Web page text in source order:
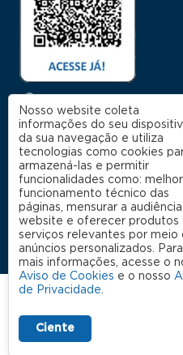
Menu Rodapé 1
Cursos
Escola
Rodapé 2
Apoio
Impacto
FGV EAESP nas
LinkedIn
Nosso website coleta
informações do seu
da sua navegação e utiliza
tecnologias como cookies
armazená-las e permitir
funcionalidades como:
funcionamento técnico das
páginas, mensurar a
website e oferecer produtos
serviços relevantes por meio
anúncios personalizados. Para
mais informações, acesse o
Aviso de Cookies e o nosso
de Privacidade.
Ciente